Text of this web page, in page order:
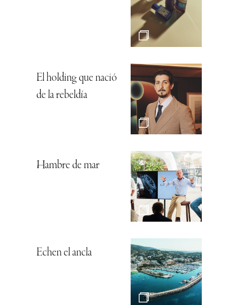
El holding que nació
de la rebeldía
Hambre de mar
Echen el ancla